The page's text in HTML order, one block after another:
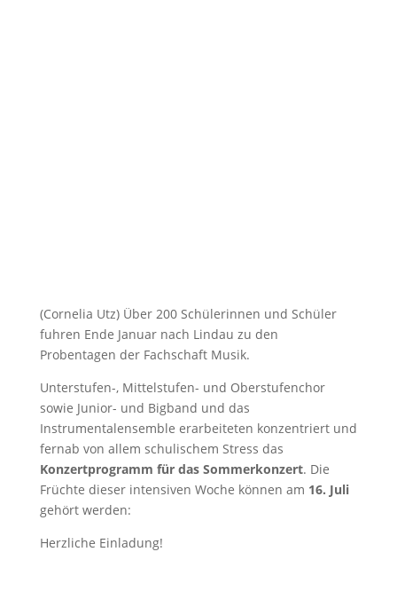
(Cornelia Utz) Über 200 Schülerinnen und Schüler
fuhren Ende Januar nach Lindau zu den
Probentagen der Fachschaft Musik.
Unterstufen-, Mittelstufen- und Oberstufenchor
sowie Junior- und Bigband und das
Instrumentalensemble erarbeiteten konzentriert und
fernab von allem schulischem Stress das
Konzertprogramm für das Sommerkonzert. Die
Früchte dieser intensiven Woche können am 16. Juli
gehört werden:
Herzliche Einladung!